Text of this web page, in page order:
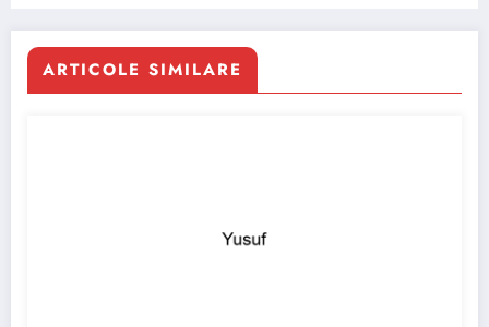
ARTICOLE SIMILARE